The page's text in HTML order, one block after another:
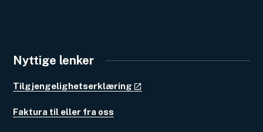
Nyttige lenker
Tilgjengelighetserklæring
Faktura til eller fra oss